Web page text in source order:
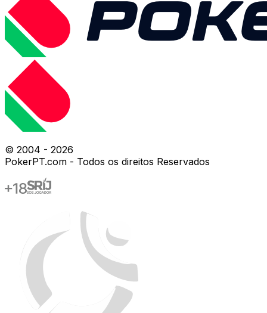
© 2004 - 2026
PokerPT.com - Todos os direitos Reservados